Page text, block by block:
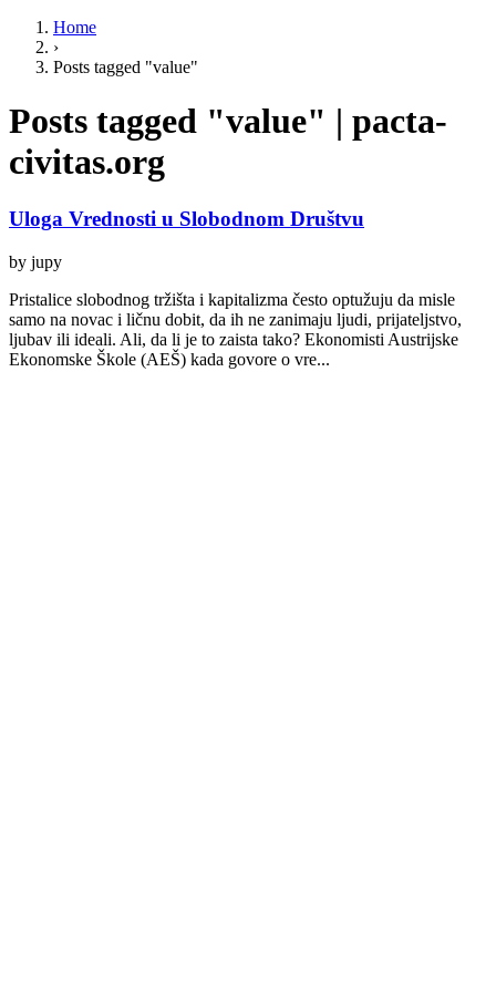
Home
›
Posts tagged "value"
Posts tagged "value" | pacta-
civitas.org
Uloga Vrednosti u Slobodnom Društvu
by jupy
Pristalice slobodnog tržišta i kapitalizma često optužuju da misle
samo na novac i ličnu dobit, da ih ne zanimaju ljudi, prijateljstvo,
ljubav ili ideali. Ali, da li je to zaista tako? Ekonomisti Austrijske
Ekonomske Škole (AEŠ) kada govore o vre...